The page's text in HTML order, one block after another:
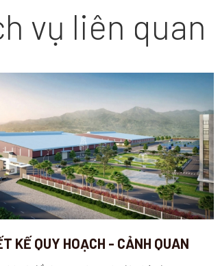
vụ liên quan
KẾ QUY HOẠCH - CẢNH QUAN